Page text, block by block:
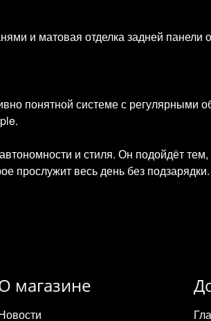
и матовая отделка задней
понятной системе с регулярными
и стиля. Он подойдёт
прослужит весь день без подзарядки.
магазине